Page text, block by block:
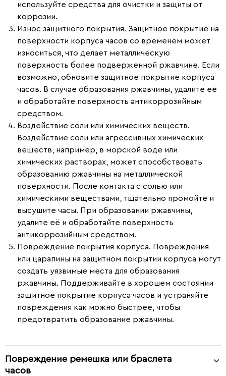
используйте средства для очистки и защиты от
коррозии.
Износ защитного покрытия. Защитное покрытие на
поверхности корпуса часов со временем может
износиться, что делает металлическую
поверхность более подверженной ржавчине. Если
возможно, обновите защитное покрытие корпуса
часов. В случае образования ржавчины, удалите её
и обработайте поверхность антикоррозийным
средством.
Воздействие соли или химических веществ.
Воздействие соли или агрессивных химических
веществ, например, в морской воде или
химических растворах, может способствовать
образованию ржавчины на металлической
поверхности. После контакта с солью или
химическими веществами, тщательно промойте и
высушите часы. При образовании ржавчины,
удалите её и обработайте поверхность
антикоррозийным средством.
Повреждение покрытия корпуса. Повреждения
или царапины на защитном покрытии корпуса могут
создать уязвимые места для образования
ржавчины. Поддерживайте в хорошем состоянии
защитное покрытие корпуса часов и устраняйте
повреждения как можно быстрее, чтобы
предотвратить образование ржавчины.
Повреждение ремешка или браслета
часов